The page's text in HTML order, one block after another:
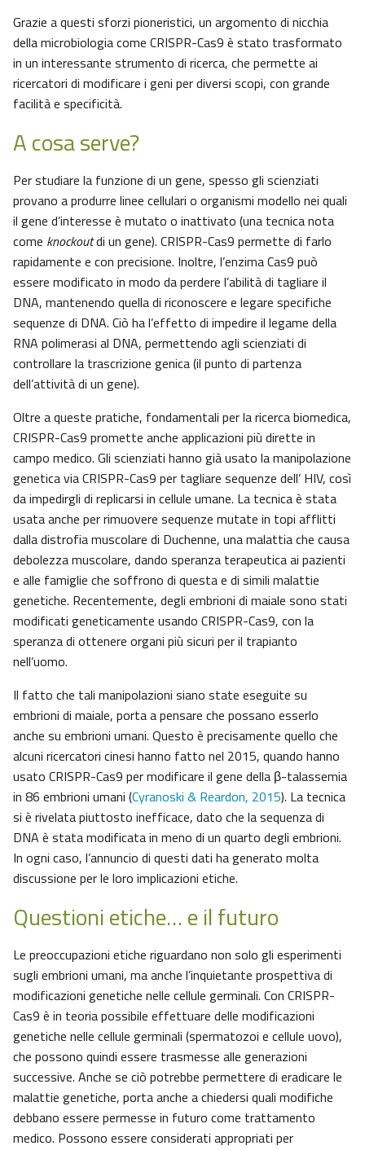
Grazie a questi sforzi pioneristici, un argomento di nicchia
della microbiologia come CRISPR-Cas9 è stato trasformato
in un interessante strumento di ricerca, che permette ai
ricercatori di modificare i geni per diversi scopi, con grande
facilità e specificità.
A cosa serve?
Per studiare la funzione di un gene, spesso gli scienziati
provano a produrre linee cellulari o organismi modello nei quali
il gene d’interesse è mutato o inattivato (una tecnica nota
come knockoutdi un gene). CRISPR-Cas9 permette di farlo
rapidamente e con precisione. Inoltre, l’enzima Cas9 può
essere modificato in modo da perdere l’abilità di tagliare il
DNA, mantenendo quella di riconoscere e legare specifiche
sequenze di DNA. Ciò ha l’effetto di impedire il legame della
RNA polimerasi al DNA, permettendo agli scienziati di
controllare la trascrizione genica (il punto di partenza
dell’attività di un gene).
Oltre a queste pratiche, fondamentali per la ricerca biomedica,
CRISPR-Cas9 promette anche applicazioni più dirette in
campo medico. Gli scienziati hanno già usato la manipolazione
genetica via CRISPR-Cas9 per tagliare sequenze dell’ HIV, così
da impedirgli di replicarsi in cellule umane. La tecnica è stata
usata anche per rimuovere sequenze mutate in topi afflitti
dalla distrofia muscolare di Duchenne, una malattia che causa
debolezza muscolare, dando speranza terapeutica ai pazienti
e alle famiglie che soffrono di questa e di simili malattie
genetiche. Recentemente, degli embrioni di maiale sono stati
modificati geneticamente usando CRISPR-Cas9, con la
speranza di ottenere organi più sicuri per il trapianto
nell’uomo.
Il fatto che tali manipolazioni siano state eseguite su
embrioni di maiale, porta a pensare che possano esserlo
anche su embrioni umani. Questo è precisamente quello che
alcuni ricercatori cinesi hanno fatto nel 2015, quando hanno
usato CRISPR-Cas9 per modificare il gene della β-talassemia
in 86 embrioni umani (Cyranoski & Reardon, 2015). La tecnica
si è rivelata piuttosto inefficace, dato che la sequenza di
DNA è stata modificata in meno di un quarto degli embrioni.
In ogni caso, l’annuncio di questi dati ha generato molta
discussione per le loro implicazioni etiche.
Questioni etiche… e il futuro
Le preoccupazioni etiche riguardano non solo gli esperimenti
sugli embrioni umani, ma anche l’inquietante prospettiva di
modificazioni genetiche nelle cellule germinali. Con CRISPR-
Cas9 è in teoria possibile effettuare delle modificazioni
genetiche nelle cellule germinali (spermatozoi e cellule uovo),
che possono quindi essere trasmesse alle generazioni
successive. Anche se ciò potrebbe permettere di eradicare le
malattie genetiche, porta anche a chiedersi quali modifiche
debbano essere permesse in futuro come trattamento
medico. Possono essere considerati appropriati per